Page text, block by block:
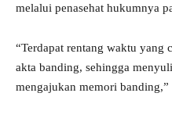
melalui penasehat hukumnya
“Terdapat rentang waktu yang
akta banding, sehingga
mengajukan memori banding,”